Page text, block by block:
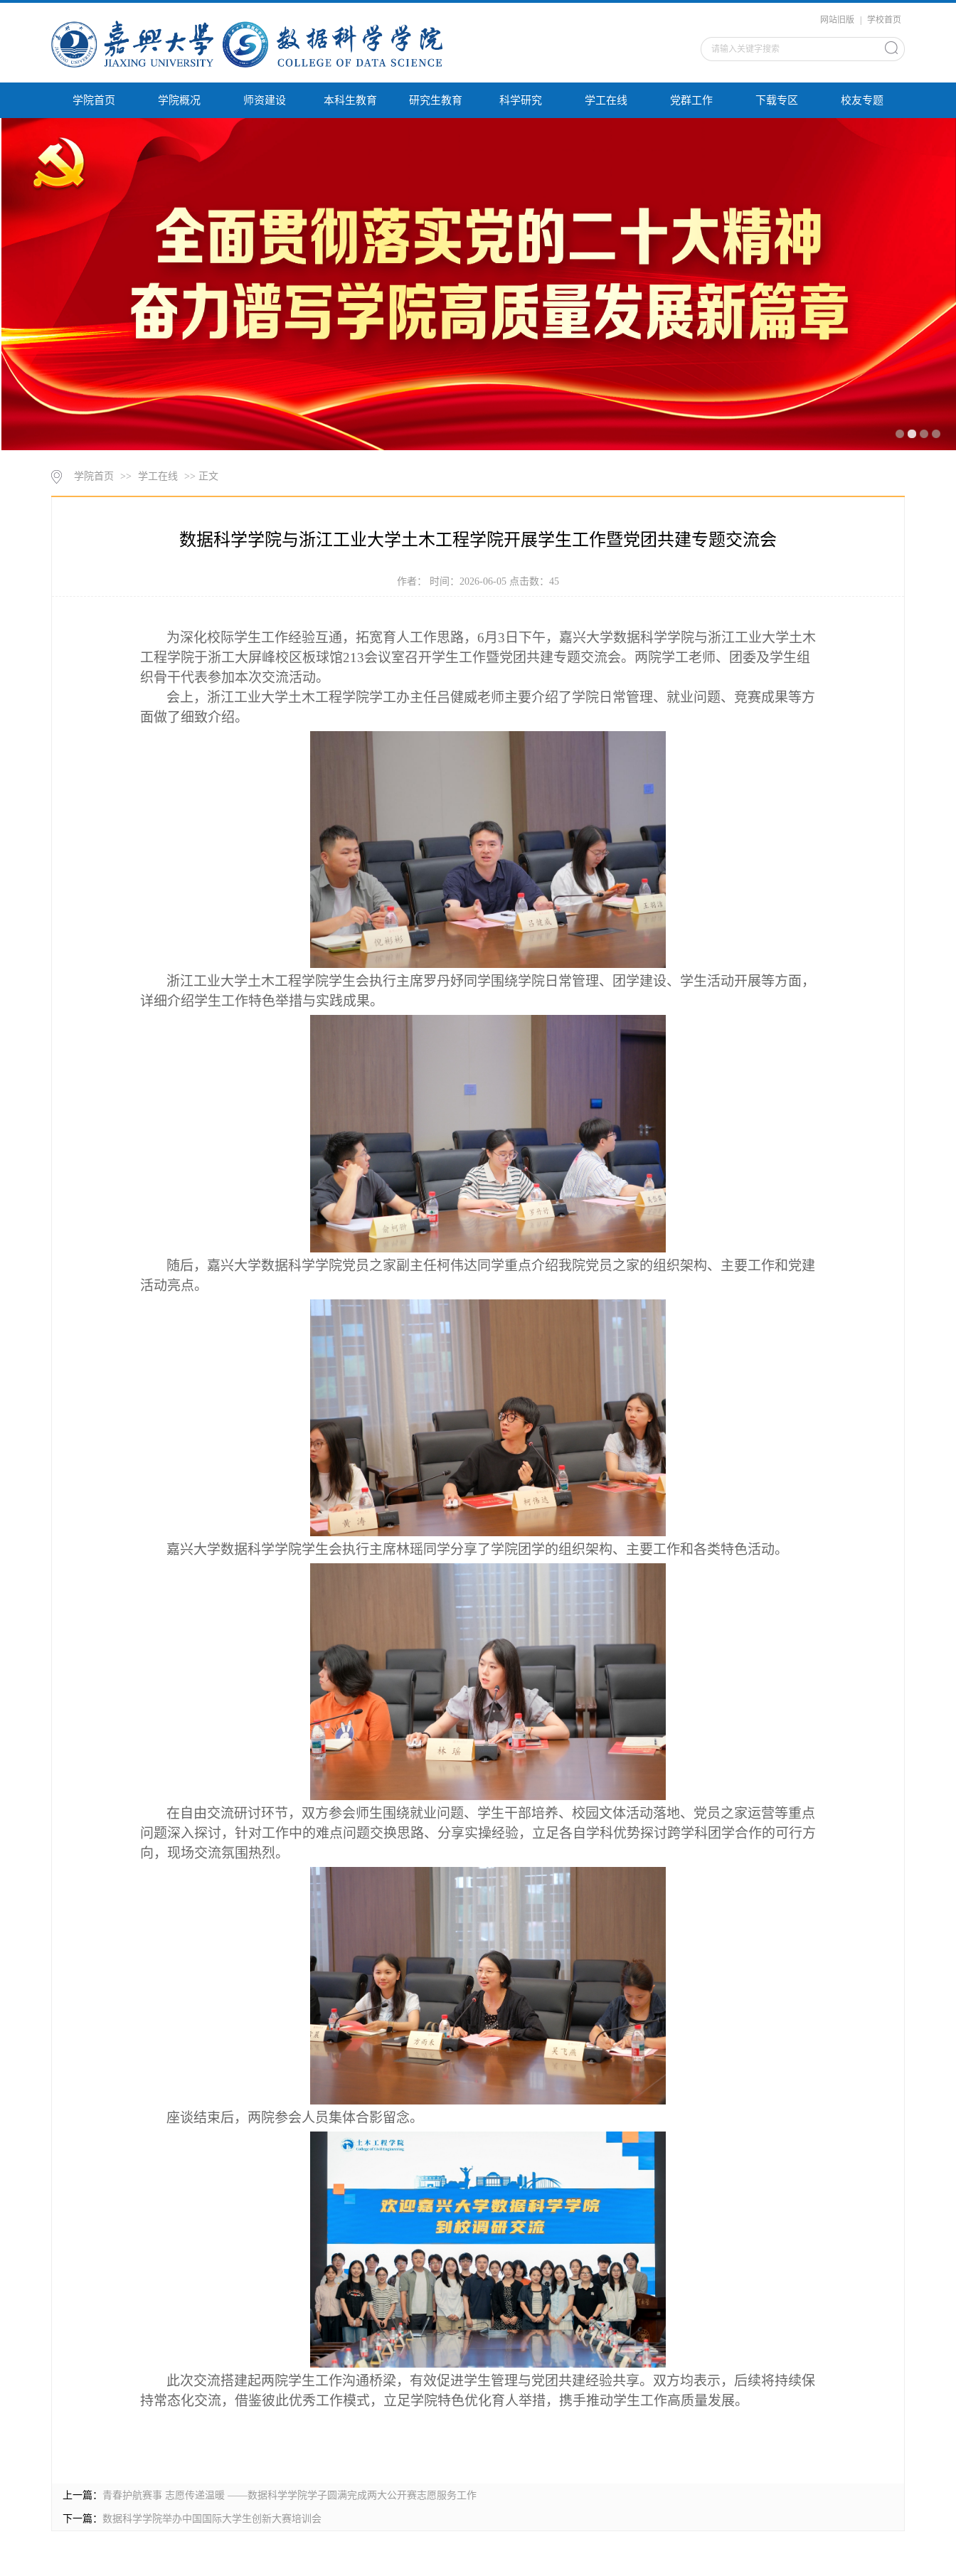
网站旧版 学校首页
学院首页 学院概况 师资建设 本科生教育 研究生教育 科学研究 学工在线 党群工作 下载专区 校友专题
学院首页 >> 学工在线 >> 正文
数据科学学院与浙江工业大学土木工程学院开展学生工作暨党团共建专题交流会
作者： 时间：2026-06-05 点击数： 45
为深化校际学生工作经验互通，拓宽育人工作思路，6月3日下午，嘉兴大学数据科学学院与浙江工业大学土木
工程学院于浙工大屏峰校区板球馆213会议室召开学生工作暨党团共建专题交流会。两院学工老师、团委及学生组
织骨干代表参加本次交流活动。
会上，浙江工业大学土木工程学院学工办主任吕健威老师主要介绍了学院日常管理、就业问题、竞赛成果等方
面做了细致介绍。
浙江工业大学土木工程学院学生会执行主席罗丹妤同学围绕学院日常管理、团学建设、学生活动开展等方面，
详细介绍学生工作特色举措与实践成果。
随后，嘉兴大学数据科学学院党员之家副主任柯伟达同学重点介绍我院党员之家的组织架构、主要工作和党建
活动亮点。
嘉兴大学数据科学学院学生会执行主席林瑶同学分享了学院团学的组织架构、主要工作和各类特色活动。
在自由交流研讨环节，双方参会师生围绕就业问题、学生干部培养、校园文体活动落地、党员之家运营等重点
问题深入探讨，针对工作中的难点问题交换思路、分享实操经验，立足各自学科优势探讨跨学科团学合作的可行方
向，现场交流氛围热烈。
座谈结束后，两院参会人员集体合影留念。
此次交流搭建起两院学生工作沟通桥梁，有效促进学生管理与党团共建经验共享。双方均表示，后续将持续保
持常态化交流，借鉴彼此优秀工作模式，立足学院特色优化育人举措，携手推动学生工作高质量发展。
上一篇： 青春护航赛事 志愿传递温暖 ——数据科学学院学子圆满完成两大公开赛志愿服务工作
下一篇： 数据科学学院举办中国国际大学生创新大赛培训会